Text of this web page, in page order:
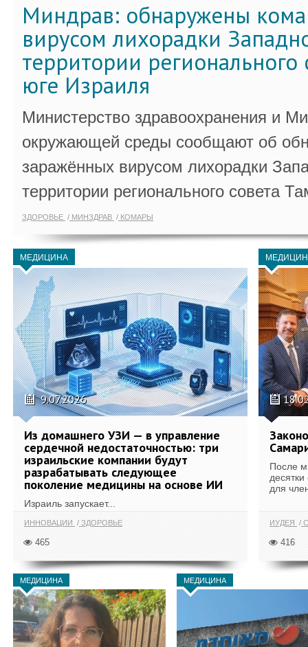
Миндрав: обнаружены
вирусом лихорадки
территории регионального
юге Израиля
Министерство здравоохранения и
окружающей среды сообщают об
заражённых вирусом лихорадки
территории регионального совета
ЗДОРОВЬЕ МИНЗДРАВ КОМАРЫ
МЕДИЦИНА
9.07.2026
Из домашнего УЗИ — в управление
сердечной недостаточностью: три
израильские компании будут
разрабатывать следующее
поколение медицины на основе ИИ
Израиль запускает...
ИННОВАЦИИ ЗДОРОВЬЕ
465
После
для
ИУДЕЯ
416
МЕДИЦИНА МЕДИЦИНА